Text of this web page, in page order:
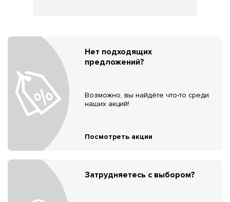
Нет подходящих
предложений?
Возможно, вы найдёте что-то среди
наших акций!
Посмотреть акции
Затрудняетесь с выбором?